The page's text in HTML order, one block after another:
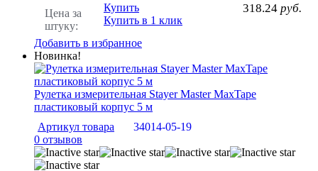
Цена за
штуку:
318.24 руб.
Купить
Купить в 1 клик
Добавить в избранное
Новинка!
Рулетка измерительная Stayer Мaster MaxTape
пластиковый корпус 5 м
Артикул товара
34014-05-19
0 отзывов